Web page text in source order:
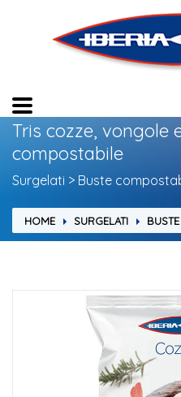
Tris cozze, vongole
compostabile
Surgelati > Buste
HOME SURGELATI